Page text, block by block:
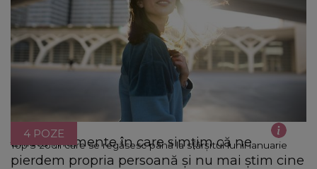
Top 3 zodii care se regăsesc până la sfârșitul lunii ianuarie
4 POZE
Există momente în care simțim că ne
pierdem propria persoană și nu mai știm cine